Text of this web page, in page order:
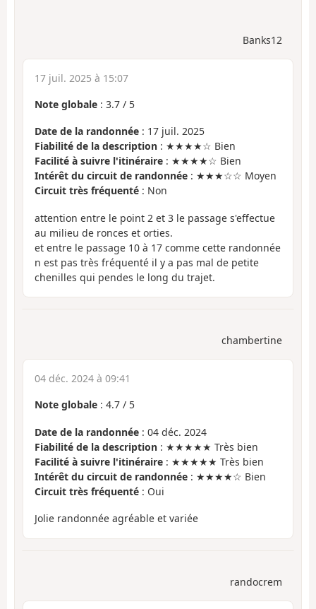
Banks12
17 juil. 2025 à 15:07
Note globale : 3.7 / 5
Date de la randonnée : 17 juil. 2025
Fiabilité de la description : ★★★★☆ Bien
Facilité à suivre l'itinéraire : ★★★★☆ Bien
Intérêt du circuit de randonnée : ★★★☆☆ Moyen
Circuit très fréquenté : Non
attention entre le point 2 et 3 le passage s'effectue
au milieu de ronces et orties.
et entre le passage 10 à 17 comme cette randonnée
n est pas très fréquenté il y a pas mal de petite
chenilles qui pendes le long du trajet.
chambertine
04 déc. 2024 à 09:41
Note globale : 4.7 / 5
Date de la randonnée : 04 déc. 2024
Fiabilité de la description : ★★★★★ Très bien
Facilité à suivre l'itinéraire : ★★★★★ Très bien
Intérêt du circuit de randonnée : ★★★★☆ Bien
Circuit très fréquenté : Oui
Jolie randonnée agréable et variée
randocrem